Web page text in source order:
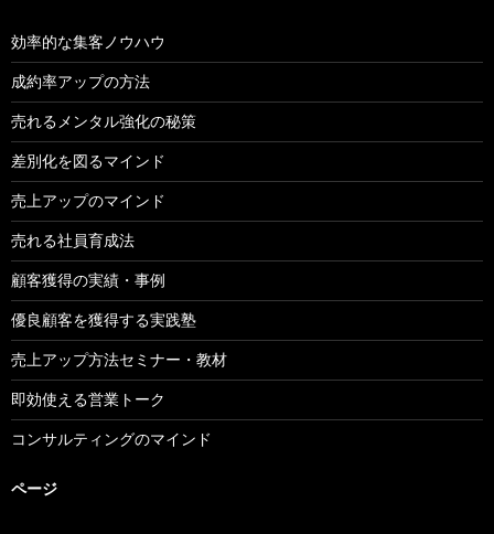
効率的な集客ノウハウ
成約率アップの方法
売れるメンタル強化の秘策
差別化を図るマインド
売上アップのマインド
売れる社員育成法
顧客獲得の実績・事例
優良顧客を獲得する実践塾
売上アップ方法セミナー・教材
即効使える営業トーク
コンサルティングのマインド
ページ